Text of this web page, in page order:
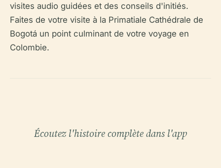
visites audio guidées et des conseils d'initiés.
Faites de votre visite à la Primatiale Cathédrale de
Bogotá un point culminant de votre voyage en
Colombie.
Écoutez l'histoire complète dans l'app